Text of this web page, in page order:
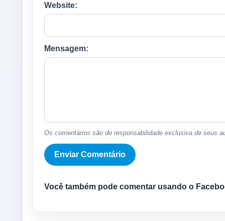
Website:
Mensagem:
Os comentários são de responsabilidade exclusiva de seus
Você também pode comentar usando o